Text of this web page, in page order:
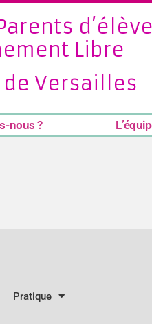
Libre
Versailles
nous ?
Pratique